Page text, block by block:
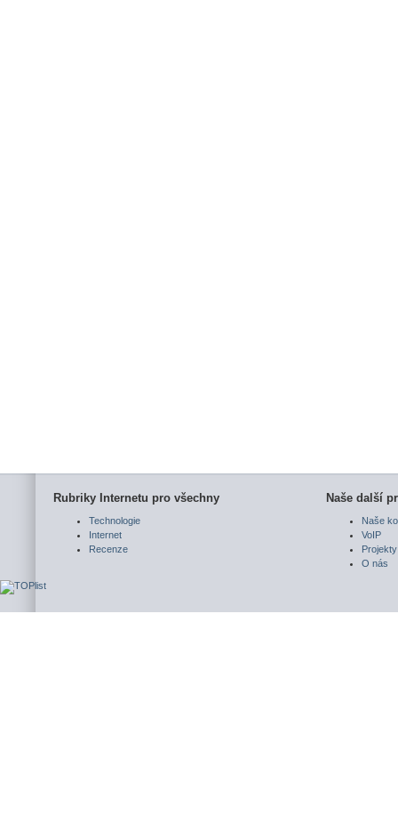
Rubriky Internetu pro všechny
Technologie
Internet
Recenze
Naše další
Naše
VoIP
Projekty
O nás